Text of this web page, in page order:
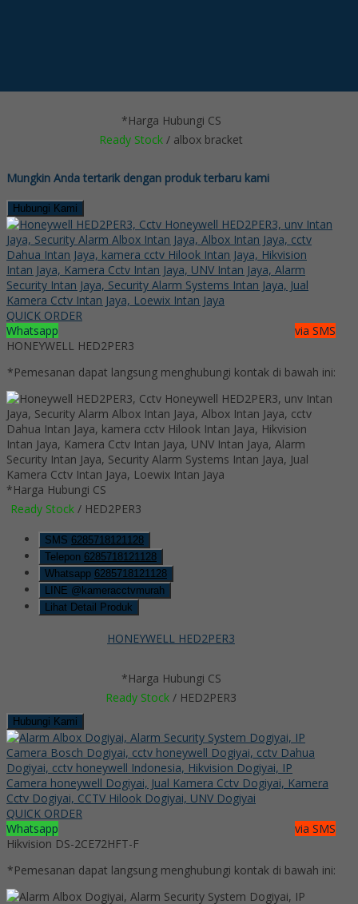
*Harga Hubungi CS
Ready Stock / albox bracket
Mungkin Anda tertarik dengan produk terbaru kami
Hubungi Kami
QUICK ORDER
Whatsapp
via SMS
HONEYWELL HED2PER3
*Pemesanan dapat langsung menghubungi kontak di bawah ini:
*Harga Hubungi CS
Ready Stock / HED2PER3
SMS 6285718121128
Telepon 6285718121128
Whatsapp 6285718121128
LINE @kameracctvmurah
Lihat Detail Produk
HONEYWELL HED2PER3
*Harga Hubungi CS
Ready Stock / HED2PER3
Hubungi Kami
QUICK ORDER
Whatsapp
via SMS
Hikvision DS-2CE72HFT-F
*Pemesanan dapat langsung menghubungi kontak di bawah ini: